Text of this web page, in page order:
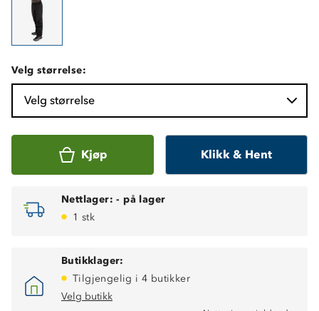
Velg størrelse:
Velg størrelse
Kjøp Klikk & Hent
Nettlager: - på lager
1 stk
Butikklager:
Tilgjengelig i 4 butikker
Velg butikk